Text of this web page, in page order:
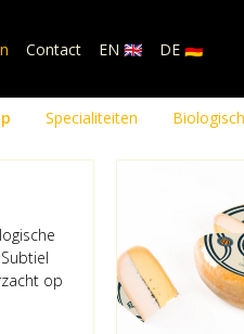
Contact EN 🇬🇧 DE 🇩🇪
Specialiteiten Biologisch
op